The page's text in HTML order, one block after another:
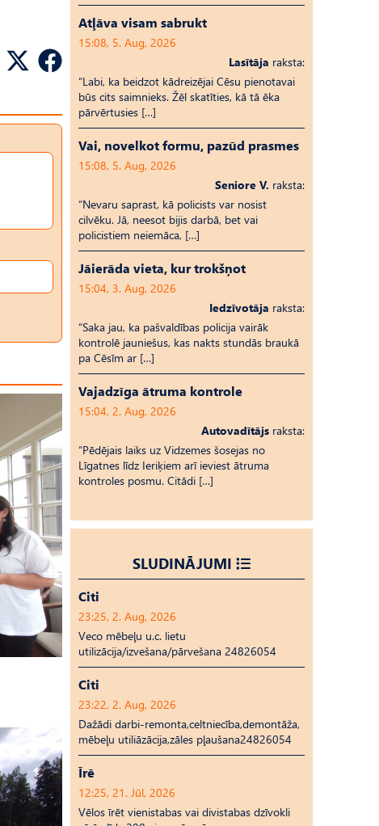
Atļāva visam sabrukt
15:08, 5. Aug, 2026
Lasītāja raksta:
“Labi, ka beidzot kādreizējai Cēsu pienotavai
būs cits saimnieks. Žēl skatīties, kā tā ēka
pārvērtusies […]
Vai, novelkot formu, pazūd prasmes
15:08, 5. Aug, 2026
Seniore V. raksta:
“Nevaru saprast, kā policists var nosist
cilvēku. Jā, neesot bijis darbā, bet vai
policistiem neiemāca, […]
Jāierāda vieta, kur trokšņot
15:04, 3. Aug, 2026
Iedzīvotāja raksta:
“Saka jau, ka pašvaldības policija vairāk
kontrolē jauniešus, kas nakts stundās braukā
pa Cēsīm ar […]
Vajadzīga ātruma kontrole
15:04, 2. Aug, 2026
Autovadītājs raksta:
“Pēdējais laiks uz Vid­ze­mes šosejas no
Līgatnes līdz Ieriķiem arī ieviest ātruma
kontroles posmu. Citādi […]
SLUDINĀJUMI
Citi
23:25, 2. Aug, 2026
Veco mēbeļu u.c. lietu
utilizācija/izvešana/pārvešana 24826054
Citi
23:22, 2. Aug, 2026
Dažādi darbi-remonta,celtniecība,demontāža,
mēbeļu utiliāzācija,zāles pļaušana24826054
Īrē
12:25, 21. Jūl, 2026
Vēlos īrēt vienistabas vai divistabas dzīvokli